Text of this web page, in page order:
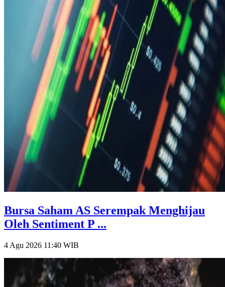
Bursa Saham AS Serempak Menghijau
Oleh Sentiment P ...
4 Agu 2026 11:40 WIB